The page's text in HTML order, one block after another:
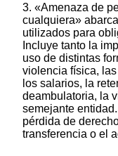
3. «Amenaza de
cualquiera»
utilizados para
Incluye tanto la
uso de distintas
violencia física,
los salarios, la
deambulatoria, la
semejante
pérdida de
transferencia o el